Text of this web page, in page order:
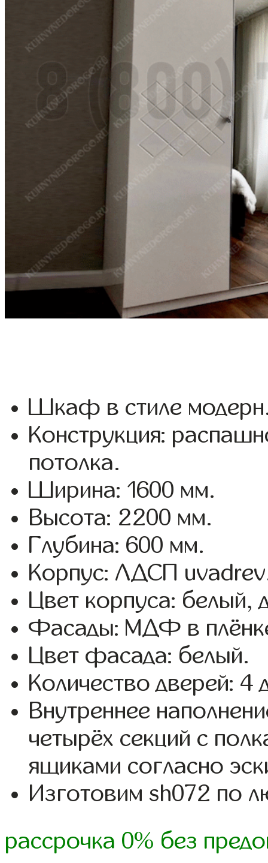
Шкаф в стиле
Конструкция:
потолка.
Ширина: 1600 мм.
Высота: 2200 мм.
Глубина: 600 мм.
Корпус: ЛДСП
Цвет корпуса: белый,
Фасады: МДФ в
Цвет фасада: белый.
Количество дверей: 4
Внутреннее
четырёх секций с
ящиками согласно
Изготовим sh072 по
рассрочка 0% без